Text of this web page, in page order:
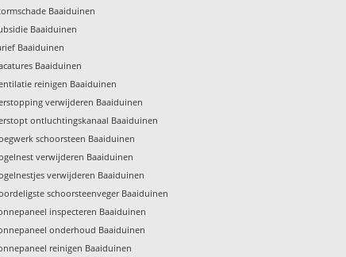
Baaiduinen
Baaiduinen
Baaiduinen
Baaiduinen
reinigen Baaiduinen
verwijderen Baaiduinen
ontluchtingskanaal Baaiduinen
schoorsteen Baaiduinen
verwijderen Baaiduinen
verwijderen Baaiduinen
schoorsteenveger Baaiduinen
inspecteren Baaiduinen
onderhoud Baaiduinen
reinigen Baaiduinen